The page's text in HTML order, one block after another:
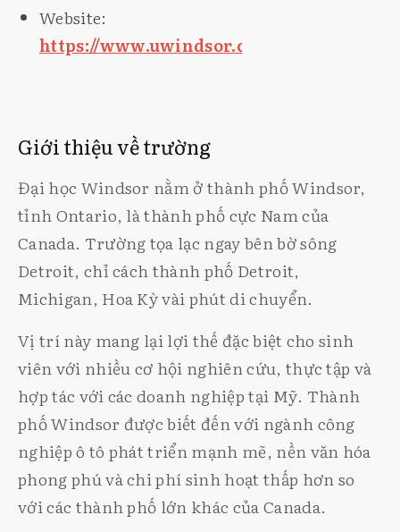
Website:
https://www.uwindsor.ca/
Giới thiệu về trường
Đại học Windsor nằm ở thành phố Windsor,
tỉnh Ontario, là thành phố cực Nam của
Canada. Trường tọa lạc ngay bên bờ sông
Detroit, chỉ cách thành phố Detroit,
Michigan, Hoa Kỳ vài phút di chuyển.
Vị trí này mang lại lợi thế đặc biệt cho sinh
viên với nhiều cơ hội nghiên cứu, thực tập và
hợp tác với các doanh nghiệp tại Mỹ. Thành
phố Windsor được biết đến với ngành công
nghiệp ô tô phát triển mạnh mẽ, nền văn hóa
phong phú và chi phí sinh hoạt thấp hơn so
với các thành phố lớn khác của Canada.